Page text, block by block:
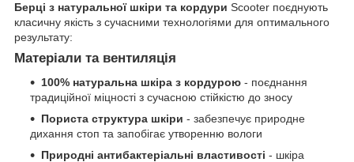
Берці з натуральної шкіри та кордури Scooter поєднують
класичну якість з сучасними технологіями для оптимального
результату:
Матеріали та вентиляція
100% натуральна шкіра з кордурою - поєднання
традиційної міцності з сучасною стійкістю до зносу
Пориста структура шкіри - забезпечує природне
дихання стоп та запобігає утворенню вологи
Природні антибактеріальні властивості - шкіра